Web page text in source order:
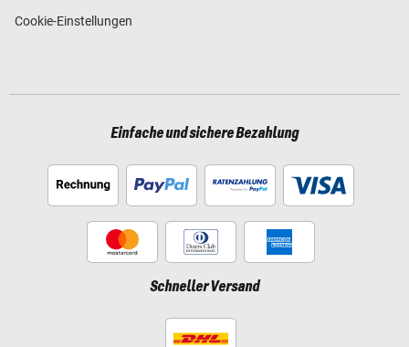
Cookie-Einstellungen
Einfache und sichere Bezahlung
Schneller Versand